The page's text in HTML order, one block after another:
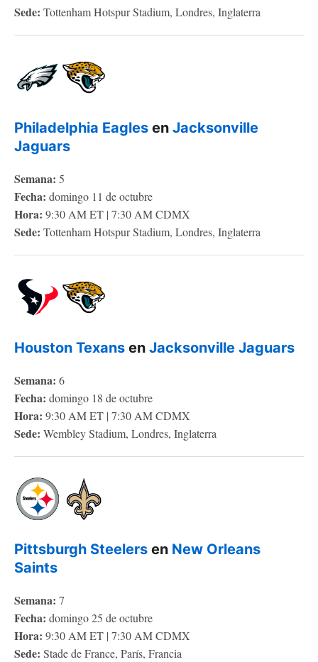
Sede: Tottenham Hotspur Stadium, Londres, Inglaterra
Philadelphia Eagles en Jacksonville
Jaguars
Semana: 5
Fecha: domingo 11 de octubre
Hora: 9:30 AM ET | 7:30 AM CDMX
Sede: Tottenham Hotspur Stadium, Londres, Inglaterra
Houston Texans en Jacksonville Jaguars
Semana: 6
Fecha: domingo 18 de octubre
Hora: 9:30 AM ET | 7:30 AM CDMX
Sede: Wembley Stadium, Londres, Inglaterra
Pittsburgh Steelers en New Orleans
Saints
Semana: 7
Fecha: domingo 25 de octubre
Hora: 9:30 AM ET | 7:30 AM CDMX
Sede: Stade de France, París, Francia